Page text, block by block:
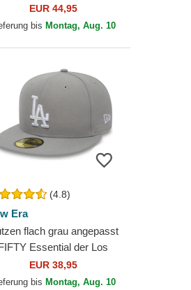
Bros.
EUR 44,95
bis Montag, Aug. 10
(4.8)
Era
flach grau angepasst
Essential der Los
Dodgers MLB von
Era
EUR 38,95
bis Montag, Aug. 10